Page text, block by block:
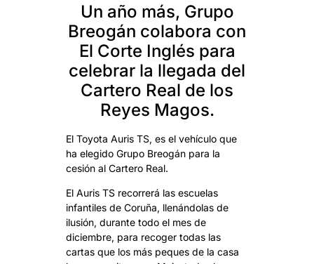
Un año más, Grupo
Breogán colabora con
El Corte Inglés para
celebrar la llegada del
Cartero Real de los
Reyes Magos.
El Toyota Auris TS, es el vehículo que
ha elegido Grupo Breogán para la
cesión al Cartero Real.
El Auris TS recorrerá las escuelas
infantiles de Coruña, llenándolas de
ilusión, durante todo el mes de
diciembre, para recoger todas las
cartas que los más peques de la casa